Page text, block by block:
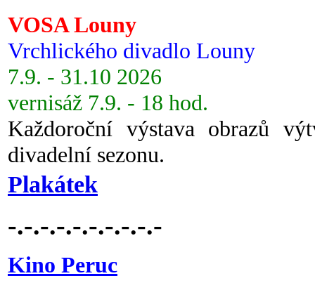
VOSA Louny
Vrchlického divadlo Louny
7.9. - 31.10 2026
vernisáž 7.9. - 18 hod.
Každoroční výstava obrazů
divadelní sezonu.
Plakátek
-.-.-.-.-.-.-.-.-.-
Kino Peruc